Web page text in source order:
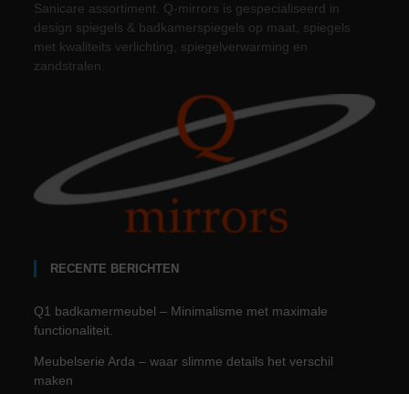
Sanicare assortiment. Q-mirrors is gespecialiseerd in
design spiegels & badkamerspiegels op maat, spiegels
met kwaliteits verlichting, spiegelverwarming en
zandstralen.
RECENTE BERICHTEN
Q1 badkamermeubel – Minimalisme met maximale
functionaliteit.
Meubelserie Arda – waar slimme details het verschil
maken